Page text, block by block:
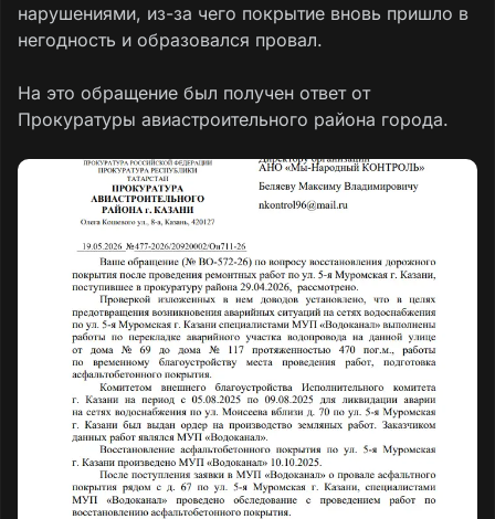
нарушениями, из-за чего покрытие вновь пришло в
негодность и образовался провал.
На это обращение был получен ответ от
Прокуратуры авиастроительного района города.